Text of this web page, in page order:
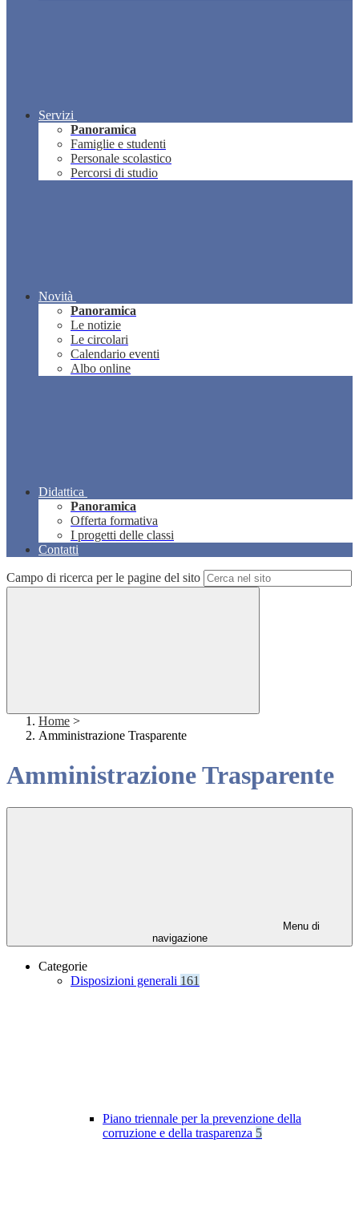
Servizi
Panoramica
Famiglie e studenti
Personale scolastico
Percorsi di studio
Novità
Panoramica
Le notizie
Le circolari
Calendario eventi
Albo online
Didattica
Panoramica
Offerta formativa
I progetti delle classi
Contatti
Campo di ricerca per le pagine del sito
Home >
Amministrazione Trasparente
Amministrazione Trasparente
Menu di
navigazione
Categorie
Disposizioni generali 161
Piano triennale per la prevenzione della
corruzione e della trasparenza 5